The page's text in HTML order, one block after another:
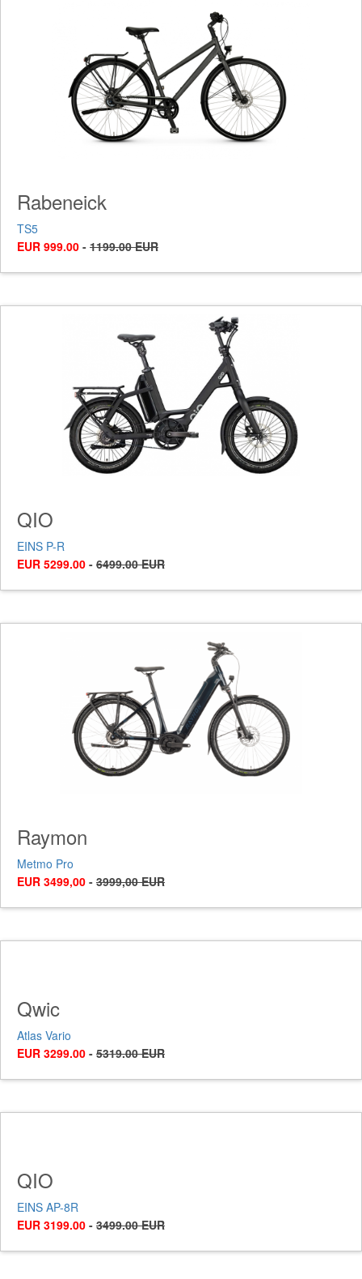
Rabeneick
TS5
EUR 999.00 - 1199.00 EUR
QIO
EINS P-R
EUR 5299.00 - 6499.00 EUR
Raymon
Metmo Pro
EUR 3499,00 - 3999,00 EUR
Qwic
Atlas Vario
EUR 3299.00 - 5319.00 EUR
QIO
EINS AP-8R
EUR 3199.00 - 3499.00 EUR